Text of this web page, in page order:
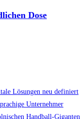
Dose
Lösungen neu definiert
Unternehmer
Handball-Giganten